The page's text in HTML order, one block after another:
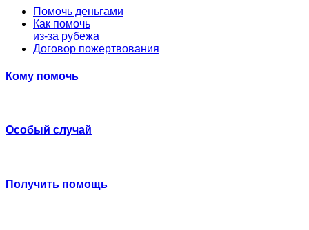
Помочь деньгами
Как помочь
из-за рубежа
Договор пожертвования
Кому помочь
Особый случай
Получить помощь